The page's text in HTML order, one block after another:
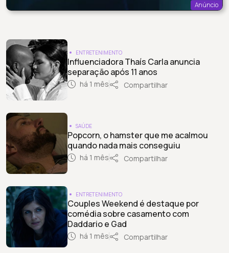
Anúncio
ENTRETENIMENTO
Influenciadora Thaís Carla anuncia
separação após 11 anos
há 1 mês Compartilhar
SAÚDE
Popcorn, o hamster que me acalmou
quando nada mais conseguiu
há 1 mês Compartilhar
ENTRETENIMENTO
Couples Weekend é destaque por
comédia sobre casamento com
Daddario e Gad
há 1 mês Compartilhar